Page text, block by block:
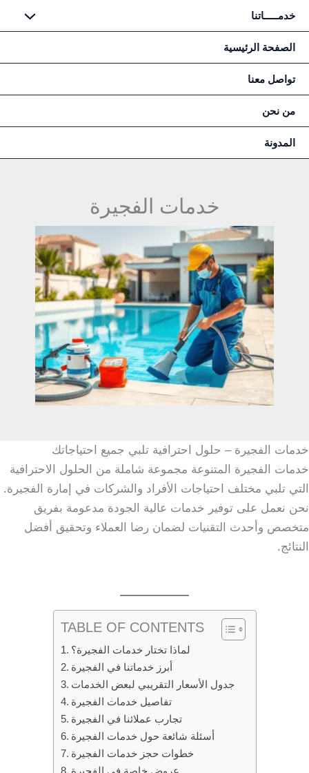
إلى
المحتوى
خدمـــــاتنا
الصفحة الرئيسية
تواصل معنا
من نحن
المدونة
خدمات الفجيرة
خدمات الفجيرة – حلول احترافية تلبي جميع احتياجاتك
خدمات الفجيرة المتنوعة مجموعة شاملة من الحلول الاحترافية
التي تلبي مختلف احتياجات الأفراد والشركات في إمارة الفجيرة.
نحن نعمل على توفير خدمات عالية الجودة مدعومة بفريق
متخصص وأحدث التقنيات لضمان رضا العملاء وتحقيق أفضل
النتائج.
TABLE OF CONTENTS
لماذا تختار خدمات الفجيرة؟
أبرز خدماتنا في الفجيرة
جدول الأسعار التقريبي لبعض الخدمات
تفاصيل خدمات الفجيرة
تجارب عملائنا في الفجيرة
أسئلة شائعة حول خدمات الفجيرة
خطوات حجز خدمات الفجيرة